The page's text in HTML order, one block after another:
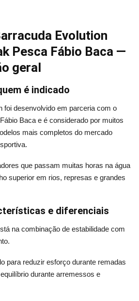
Evolution
Pesca Fábio Baca —
geral
é indicado
foi desenvolvido em parceria com o
Baca e é considerado por muitos
mais completos do mercado
que passam muitas horas na água
superior em rios, represas e grandes
e diferenciais
na combinação de estabilidade com
para reduzir esforço durante remadas
durante arremessos e